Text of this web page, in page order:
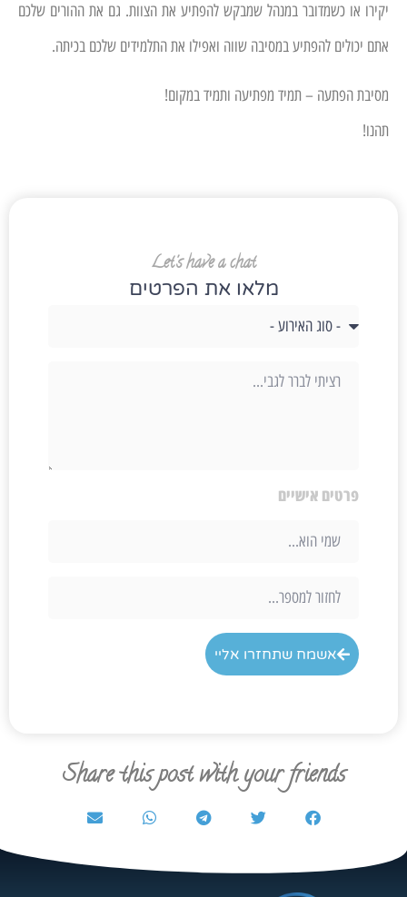
Let's have a chat
מלאו את הפרטים
פרטים אישיים
אשמח שתחזרו אליי
יקירו או כשמדובר במנהל שמבקש להפתיע את הצוות. גם את ההורים שלכם
אתם יכולים להפתיע במסיבה שווה ואפילו את התלמידים שלכם בכיתה.
מסיבת הפתעה – תמיד מפתיעה ותמיד במקום!
תהנו!
Share this post with your friends